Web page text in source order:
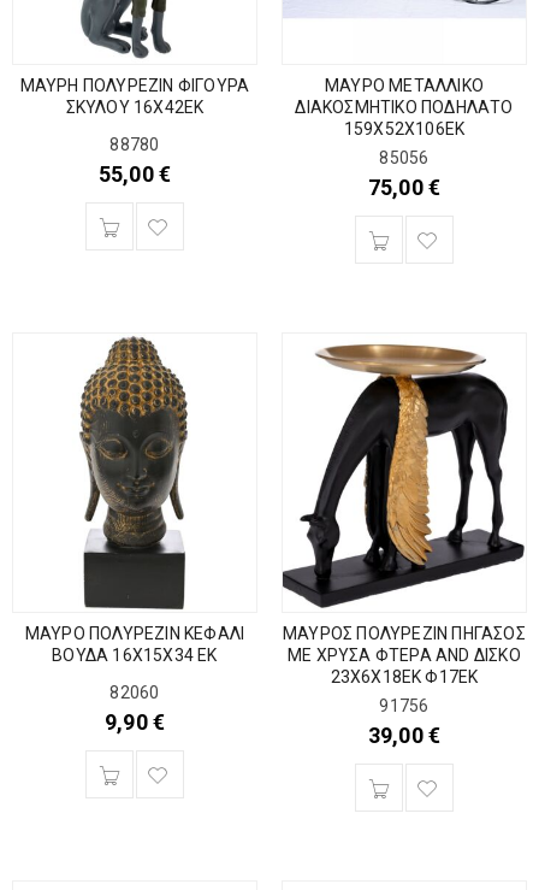
ΜΑΥΡΗ ΠΟΛΥΡΕΖΙΝ ΦΙΓΟΥΡΑ
ΣΚΥΛΟΥ 16Χ42ΕΚ
88780
55,00€
ΜΑΥΡΟ ΜΕΤΑΛΛΙΚΟ
ΔΙΑΚΟΣΜΗΤΙΚΟ ΠΟΔΗΛΑΤΟ
159Χ52Χ106ΕΚ
85056
75,00€
ΜΑΥΡΟ ΠΟΛΥΡΕΖΙΝ ΚΕΦΑΛΙ
ΒΟΥΔΑ 16Χ15Χ34 ΕΚ
82060
9,90€
ΜΑΥΡΟΣ ΠΟΛΥΡΕΖΙΝ ΠΗΓΑΣΟΣ
ΜΕ ΧΡΥΣΑ ΦΤΕΡΑ AND ΔΙΣΚΟ
23Χ6Χ18ΕΚ Φ17ΕΚ
91756
39,00€